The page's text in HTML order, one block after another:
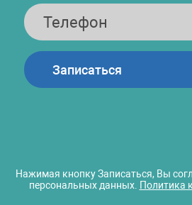
Нажимая кнопку Записаться, Вы
персональных данных. Политика